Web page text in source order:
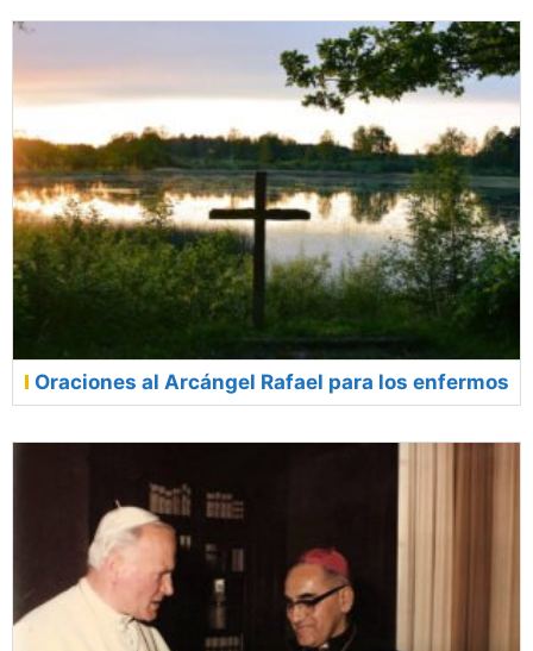
Oraciones al Arcángel Rafael para los enfermos